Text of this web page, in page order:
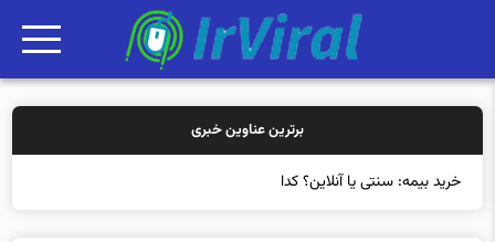
برترین عناوین خبری
خرید بیمه: سنتی یا آنلاین؟ کدامیک تجربه بهتری برای مشتریان ایجا